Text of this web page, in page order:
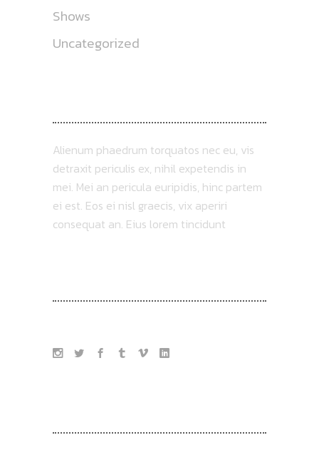
Shows
Uncategorized
Alienum phaedrum torquatos nec eu, vis
detraxit periculis ex, nihil expetendis in
mei. Mei an pericula euripidis, hinc partem
ei est. Eos ei nisl graecis, vix aperiri
consequat an. Eius lorem tincidunt